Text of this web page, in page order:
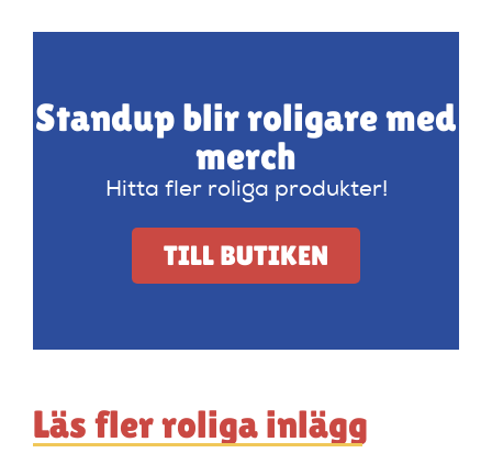
Standup blir roligare med
merch
Hitta fler roliga produkter!
TILL BUTIKEN
Läs fler roliga inlägg